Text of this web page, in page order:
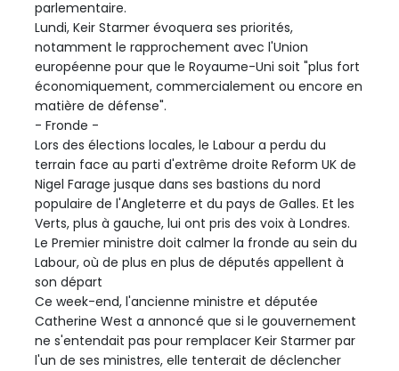
parlementaire.
Lundi, Keir Starmer évoquera ses priorités,
notamment le rapprochement avec l'Union
européenne pour que le Royaume-Uni soit "plus fort
économiquement, commercialement ou encore en
matière de défense".
- Fronde -
Lors des élections locales, le Labour a perdu du
terrain face au parti d'extrême droite Reform UK de
Nigel Farage jusque dans ses bastions du nord
populaire de l'Angleterre et du pays de Galles. Et les
Verts, plus à gauche, lui ont pris des voix à Londres.
Le Premier ministre doit calmer la fronde au sein du
Labour, où de plus en plus de députés appellent à
son départ
Ce week-end, l'ancienne ministre et députée
Catherine West a annoncé que si le gouvernement
ne s'entendait pas pour remplacer Keir Starmer par
l'un de ses ministres, elle tenterait de déclencher